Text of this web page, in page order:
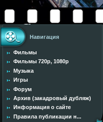
Навигация
Фильмы
Фильмы 720p, 1080p
Музыка
Игры
Форум
Архив (закадровый дубляж)
Информация о сайте
Правила публикации н...